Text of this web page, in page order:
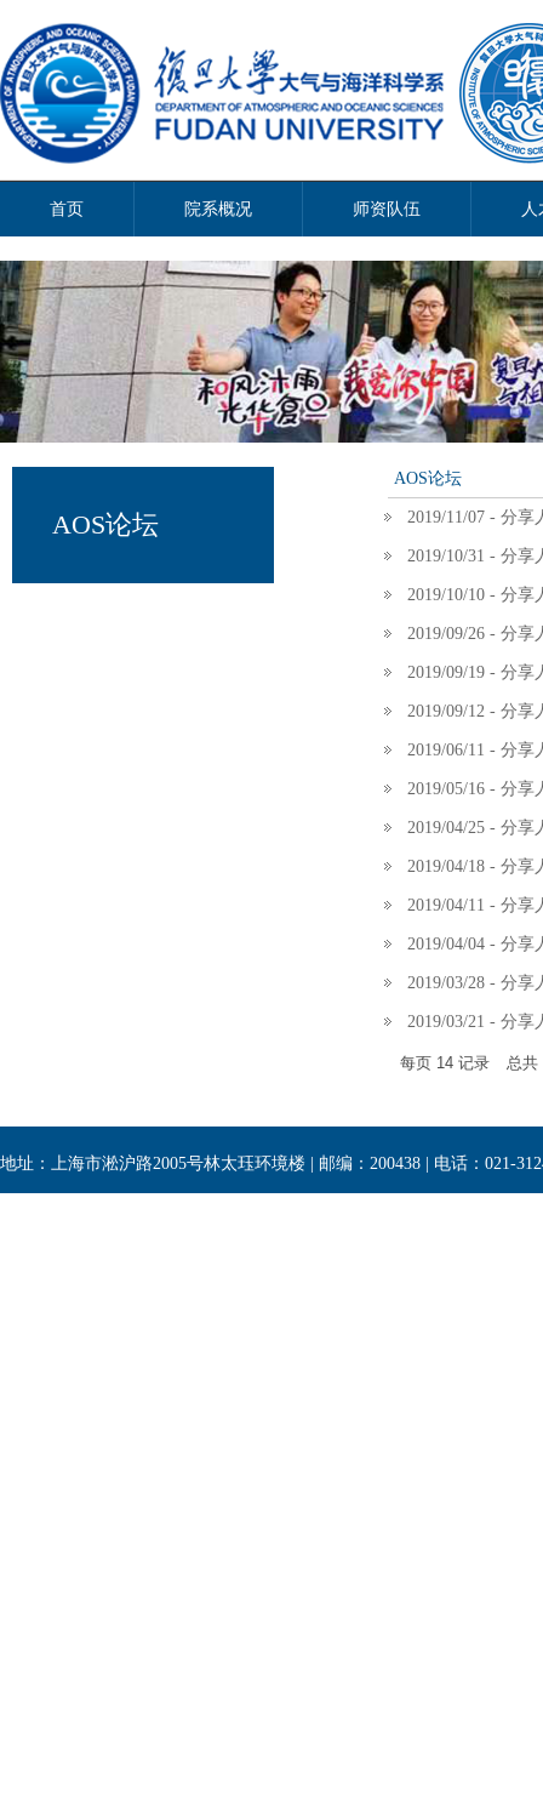
首页 院系概况 师资队伍 人
AOS论坛
AOS论坛
2019/11/07 - 分
2019/10/31 - 分享
2019/10/10 - 分享
2019/09/26 - 分
2019/09/19 - 分享
2019/09/12 - 分享
2019/06/11 - 分
2019/05/16 - 分享
2019/04/25 - 分
2019/04/18 - 分
2019/04/11 - 分
2019/04/04 - 分
2019/03/28 - 分享
2019/03/21 - 分
每页 14 记录 总共
地址：上海市淞沪路2005号林太珏环境楼 | 邮编：200438 | 电话：021-